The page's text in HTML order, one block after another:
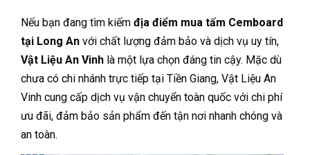
Nếu bạn đang tìm kiếm địa điểm mua tấm Cemboard
tại Long An với chất lượng đảm bảo và dịch vụ uy tín,
Vật Liệu An Vinh là một lựa chọn đáng tin cậy. Mặc dù
chưa có chi nhánh trực tiếp tại Tiền Giang, Vật Liệu An
Vinh cung cấp dịch vụ vận chuyển toàn quốc với chi phí
ưu đãi, đảm bảo sản phẩm đến tận nơi nhanh chóng và
an toàn.